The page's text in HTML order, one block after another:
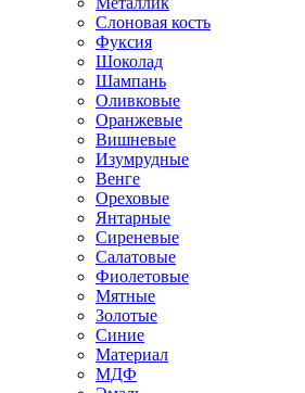
Слоновая кость
Фуксия
Шоколад
Шампань
Оливковые
Оранжевые
Вишневые
Изумрудные
Венге
Ореховые
Янтарные
Сиреневые
Салатовые
Фиолетовые
Мятные
Золотые
Синие
Материал
МДФ